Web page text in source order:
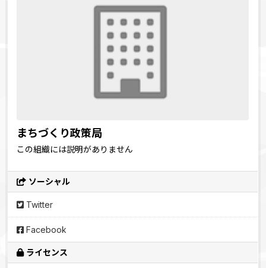
まちづくり政策局
この組織には説明がありません
ソーシャル
Twitter
Facebook
ライセンス